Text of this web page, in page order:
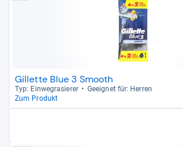
Gillette Blue 3 Smooth
Typ: Ein­weg­ra­sie­rer
Geeig­net für: Her­ren
Zum Produkt